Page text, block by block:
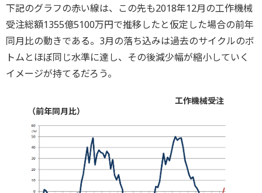
下記のグラフの赤い線は、この先も2018年12月の工作機械
受注総額1355億5100万円で推移したと仮定した場合の前年
同月比の動きである。3月の落ち込みは過去のサイクルのボ
トムとほぼ同じ水準に達し、その後減少幅が縮小していく
イメージが持てるだろう。
工作機械受注
（前年同月比）